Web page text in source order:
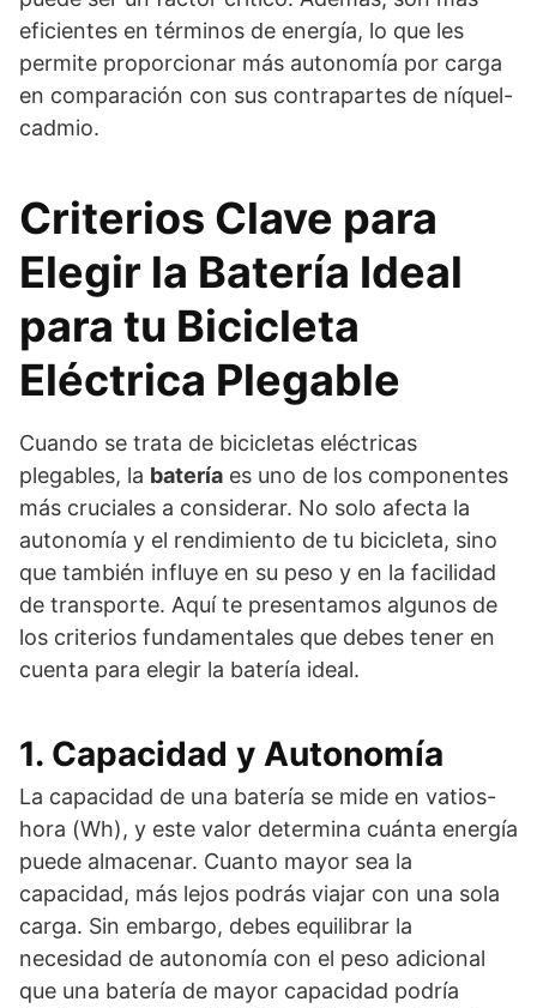
eficientes en términos de energía, lo que les
permite proporcionar más autonomía por carga
en comparación con sus contrapartes de níquel-
cadmio.
Criterios Clave para
Elegir la Batería Ideal
para tu Bicicleta
Eléctrica Plegable
Cuando se trata de bicicletas eléctricas
plegables, la batería es uno de los componentes
más cruciales a considerar. No solo afecta la
autonomía y el rendimiento de tu bicicleta, sino
que también influye en su peso y en la facilidad
de transporte. Aquí te presentamos algunos de
los criterios fundamentales que debes tener en
cuenta para elegir la batería ideal.
1. Capacidad y Autonomía
La capacidad de una batería se mide en vatios-
hora (Wh), y este valor determina cuánta energía
puede almacenar. Cuanto mayor sea la
capacidad, más lejos podrás viajar con una sola
carga. Sin embargo, debes equilibrar la
necesidad de autonomía con el peso adicional
que una batería de mayor capacidad podría